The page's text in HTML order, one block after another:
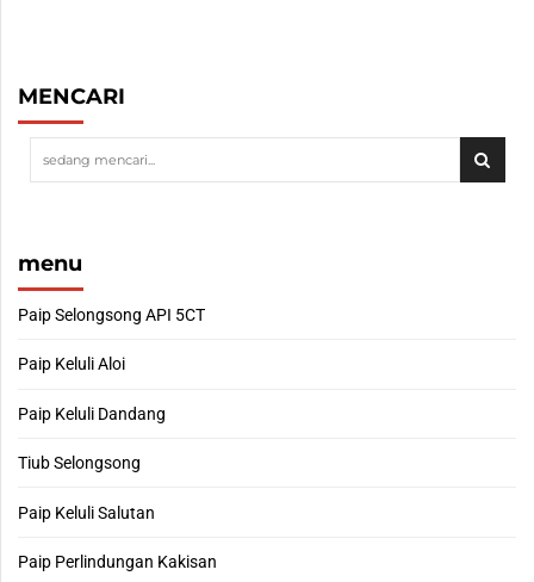
MENCARI
menu
Paip Selongsong API 5CT
Paip Keluli Aloi
Paip Keluli Dandang
Tiub Selongsong
Paip Keluli Salutan
Paip Perlindungan Kakisan